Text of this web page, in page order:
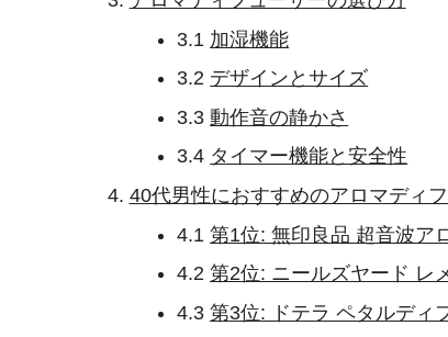
3.1 加湿機能
3.2 デザインとサイズ
3.3動作音の静かさ
3.4 タイマー機能と安全性
40代男性におすすめのアロマディ
4.1第1位: 無印良品 超音波ア
4.2第2位: ニールズヤード レ
4.3第3位: ドテラ ペタルディ